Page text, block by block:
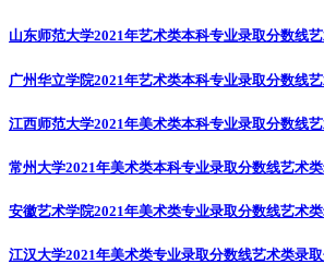
山东师范大学2021年艺术类本科专业录取分数线
广州华立学院2021年艺术类本科专业录取分数线
江西师范大学2021年美术类本科专业录取分数线
常州大学2021年美术类本科专业录取分数线艺术
安徽艺术学院2021年美术类专业录取分数线艺术
江汉大学2021年美术类专业录取分数线艺术类录